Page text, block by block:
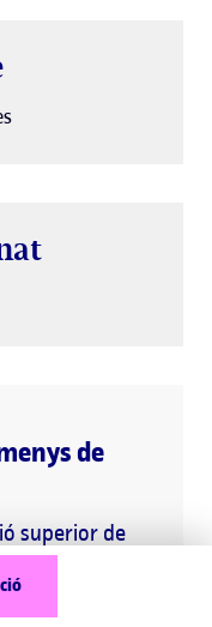
de
superior de
preus,